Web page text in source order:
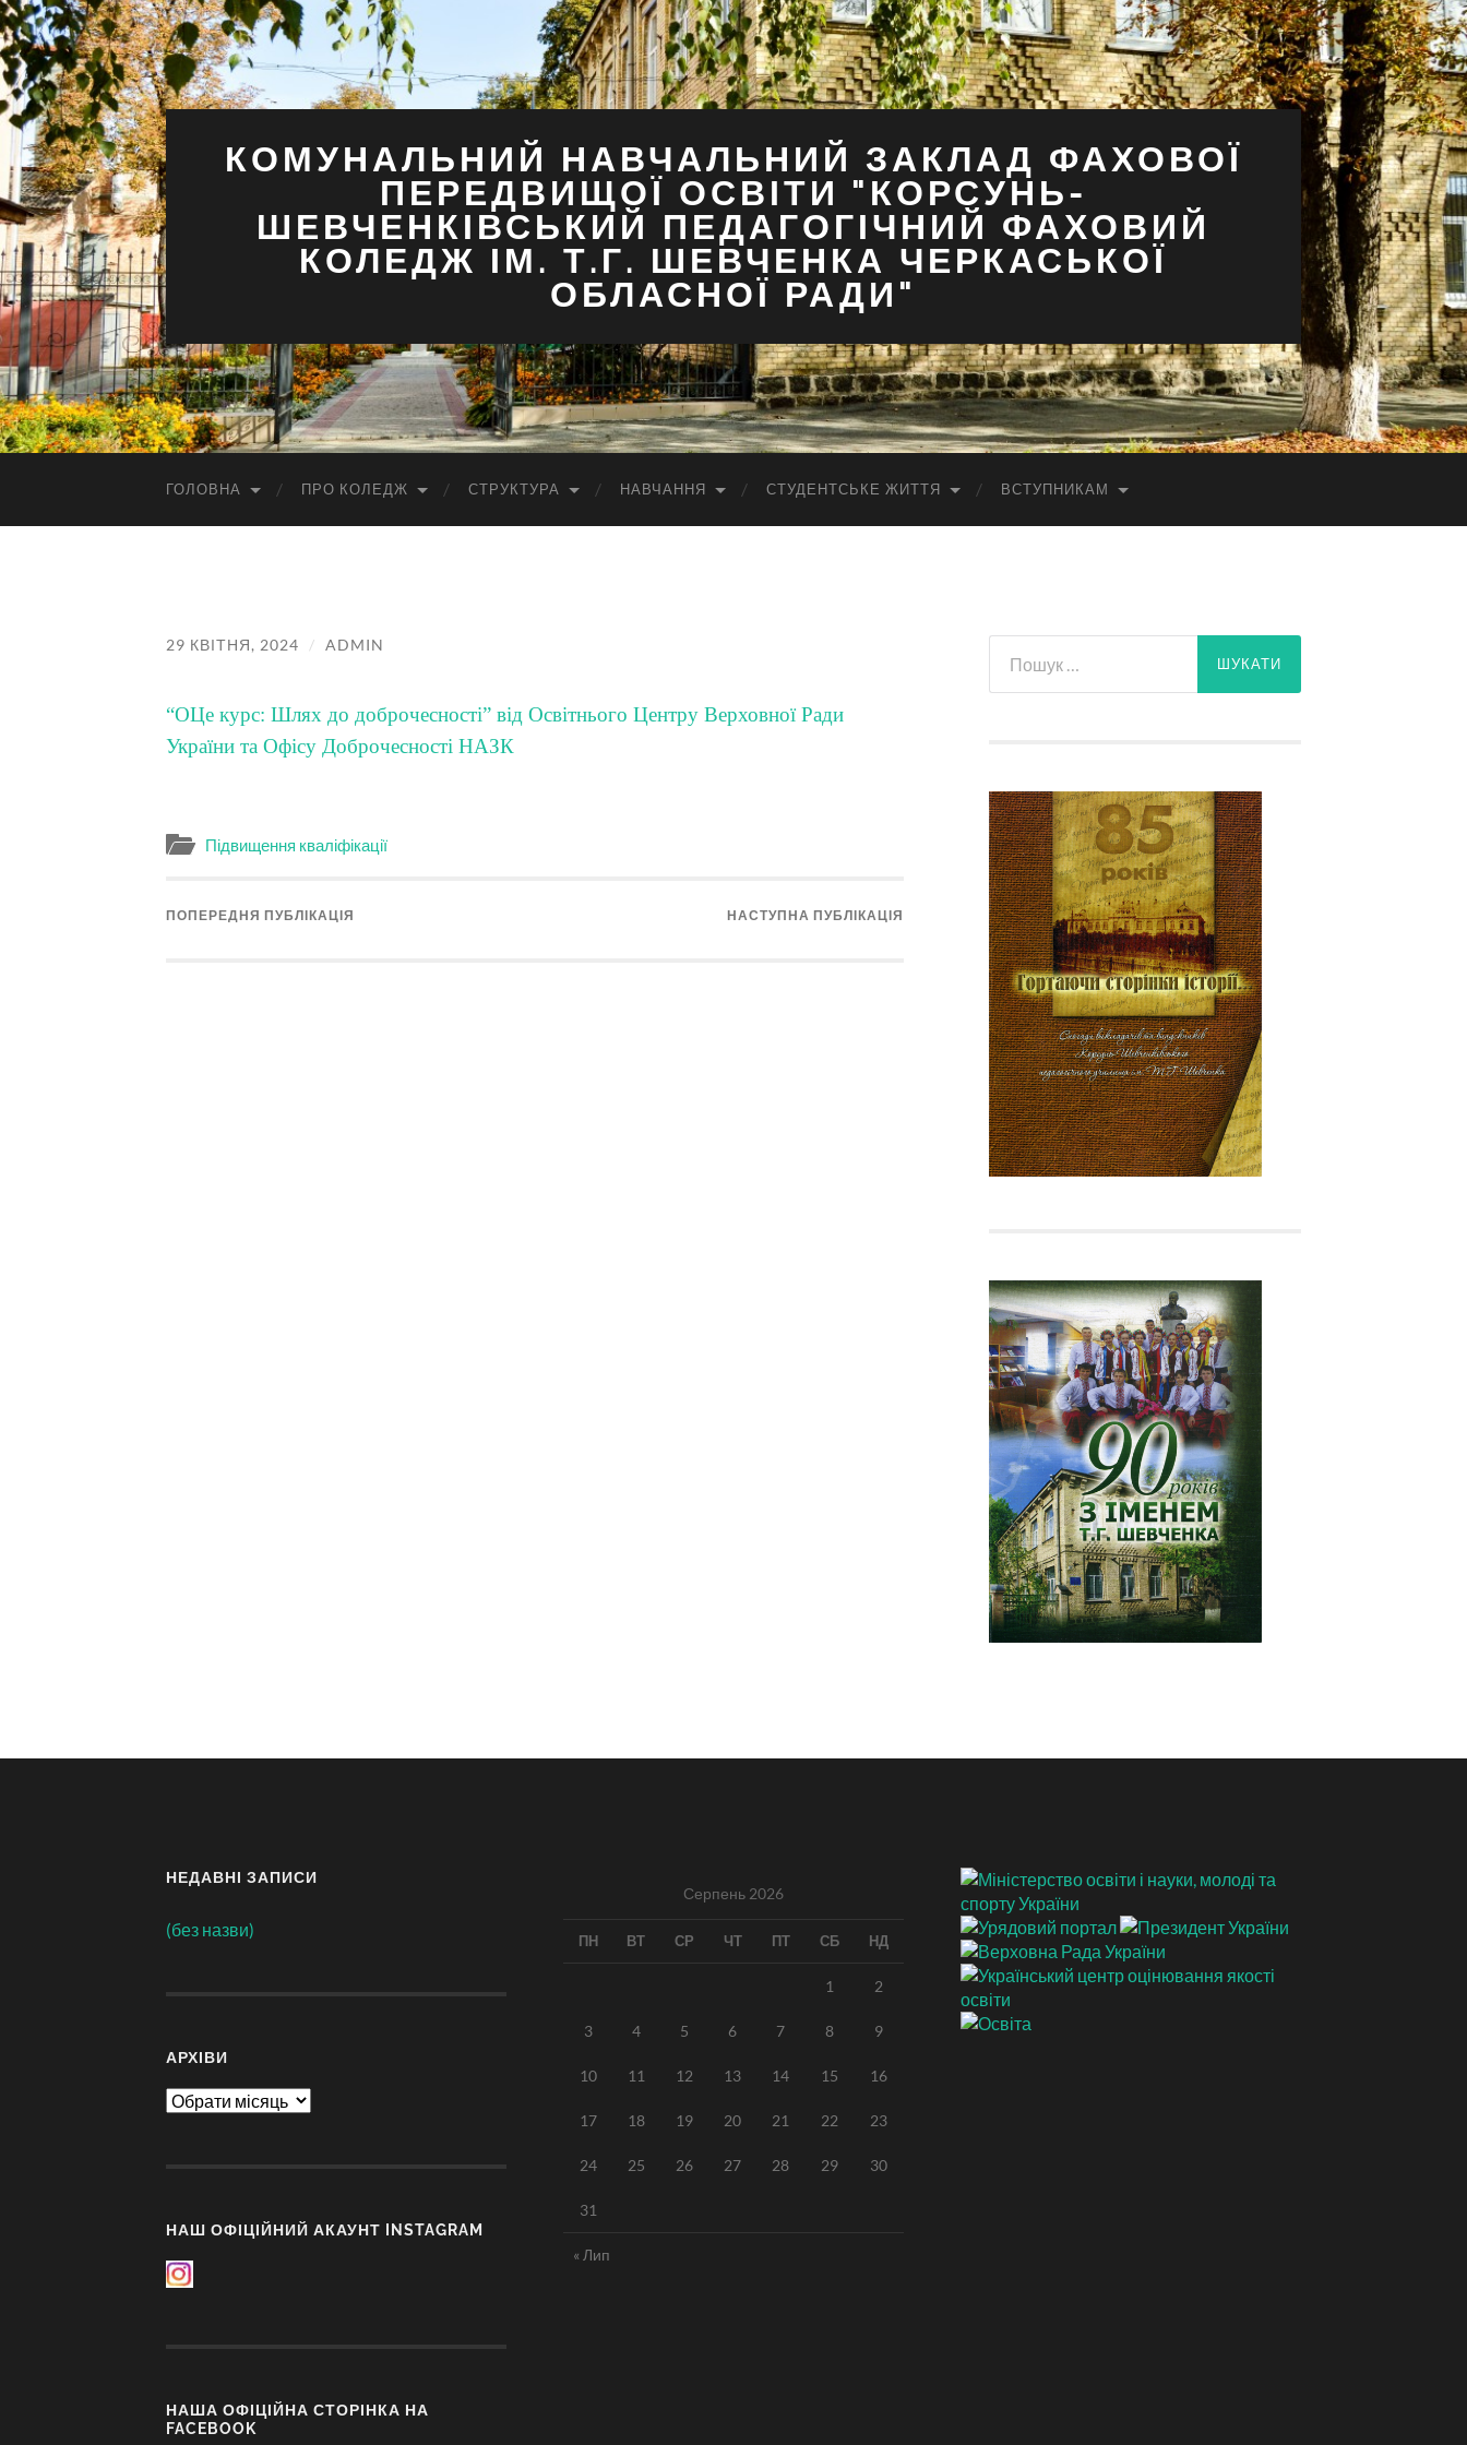
КОМУНАЛЬНИЙ НАВЧАЛЬНИЙ ЗАКЛАД ФАХОВОЇ
ПЕРЕДВИЩОЇ ОСВІТИ "КОРСУНЬ-
ШЕВЧЕНКІВСЬКИЙ ПЕДАГОГІЧНИЙ ФАХОВИЙ
КОЛЕДЖ ІМ. Т.Г. ШЕВЧЕНКА ЧЕРКАСЬКОЇ
ОБЛАСНОЇ РАДИ"
ГОЛОВНА ПРО КОЛЕДЖ СТРУКТУРА НАВЧАННЯ СТУДЕНТСЬКЕ ЖИТТЯ ВСТУПНИКАМ
29 КВІТНЯ, 2024 / ADMIN
“ОЦе курс: Шлях до доброчесності” від Освітнього Центру Верховної Ради
України та Офісу Доброчесності НАЗК
Підвищення кваліфікації
ПОПЕРЕДНЯ ПУБЛІКАЦІЯ НАСТУПНА ПУБЛІКАЦІЯ
НЕДАВНІ ЗАПИСИ
(без назви)
АРХІВИ
Архіви
НАШ ОФІЦІЙНИЙ АКАУНТ INSTAGRAM
НАША ОФІЦІЙНА СТОРІНКА НА
FACEBOOK
Серпень 2026
ПН ВТ СР ЧТ ПТ СБ НД
1 2
3 4 5 6 7 8 9
10 11 12 13 14 15 16
17 18 19 20 21 22 23
24 25 26 27 28 29 30
31
« Лип